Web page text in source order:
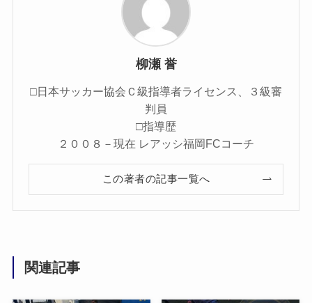
柳瀬 誉
□日本サッカー協会Ｃ級指導者ライセンス、３級審
判員
□指導歴
２００８－現在 レアッシ福岡FCコーチ
この著者の記事一覧へ
関連記事